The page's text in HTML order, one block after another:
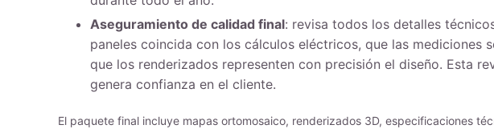
Aseguramiento de calidad final: revisa todos los detalles
paneles coincida con los cálculos eléctricos, que las mediciones
que los renderizados representen con precisión el diseño. Esta
genera confianza en el cliente.
El paquete final incluye mapas ortomosaico, renderizados 3D, especificaciones